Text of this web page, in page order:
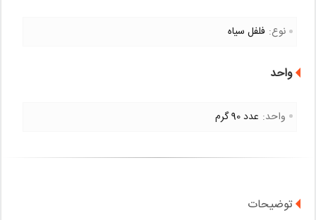
نوع: فلفل سیاه
واحد
واحد: عدد 90 گرم
توضیحات